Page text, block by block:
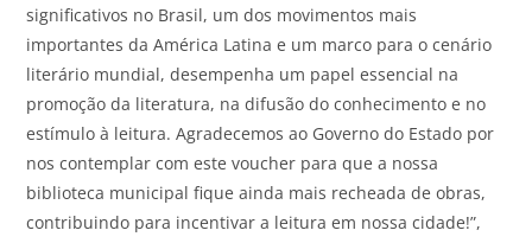
significativos no Brasil, um dos movimentos mais
importantes da América Latina e um marco para o cenário
literário mundial, desempenha um papel essencial na
promoção da literatura, na difusão do conhecimento e no
estímulo à leitura. Agradecemos ao Governo do Estado por
nos contemplar com este voucher para que a nossa
biblioteca municipal fique ainda mais recheada de obras,
contribuindo para incentivar a leitura em nossa cidade!”,